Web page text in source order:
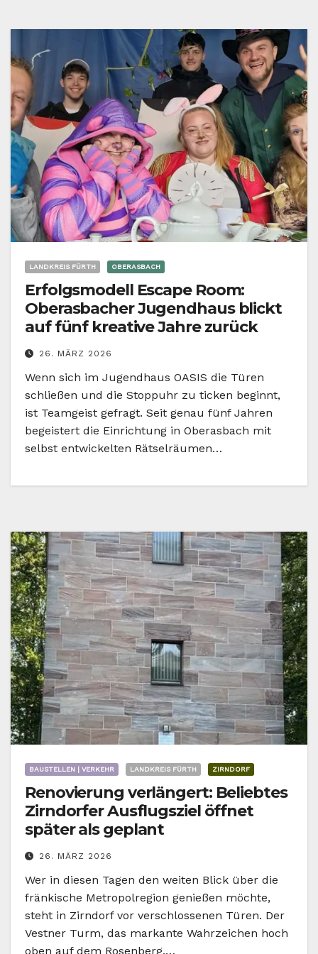
LANDKREIS FÜRTH OBERASBACH
Erfolgsmodell Escape Room:
Oberasbacher Jugendhaus blickt
auf fünf kreative Jahre zurück
26. MÄRZ 2026
Wenn sich im Jugendhaus OASIS die Türen
schließen und die Stoppuhr zu ticken beginnt,
ist Teamgeist gefragt. Seit genau fünf Jahren
begeistert die Einrichtung in Oberasbach mit
selbst entwickelten Rätselräumen…
BAUSTELLEN | VERKEHR LANDKREIS FÜRTH ZIRNDORF
Renovierung verlängert: Beliebtes
Zirndorfer Ausflugsziel öffnet
später als geplant
26. MÄRZ 2026
Wer in diesen Tagen den weiten Blick über die
fränkische Metropolregion genießen möchte,
steht in Zirndorf vor verschlossenen Türen. Der
Vestner Turm, das markante Wahrzeichen hoch
oben auf dem Rosenberg,…